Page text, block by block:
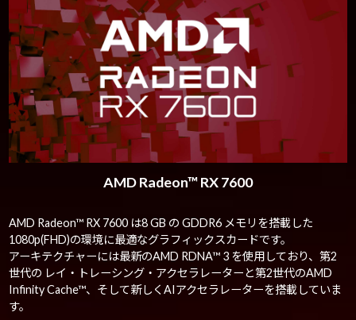
AMD Radeon™ RX 7600
AMD Radeon™ RX 7600 は8 GB の GDDR6 メモリを搭載した
1080p(FHD)の環境に最適なグラフィックスカードです。
アーキテクチャーには最新のAMD RDNA™ 3 を使用しており、第2
世代の レイ・トレーシング・アクセラレーターと第2世代のAMD
Infinity Cache™、そして新しくAIアクセラレーターを搭載していま
す。